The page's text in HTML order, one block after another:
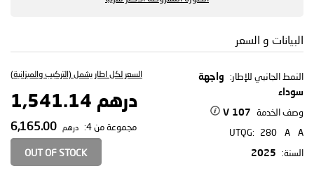
البيانات و السعر
النمط الجانبي للإطار:
واجهة
سوداء
وصف الخدمة 107 V
UTQG: 280 A
A
السنة:
2025
السعر لكل اطار يشمل (التركيب والميزانية)
درهم 1,541.14
مجموعة من 4: درهم
OUT OF STOCK